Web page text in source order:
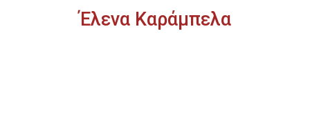
Έλενα Καράμπελα